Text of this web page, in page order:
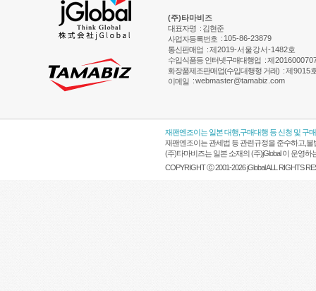
(주)타마비즈
대표자명 : 김현준
사업자등록번호 : 105-86-23879
통신판매업 :제2019-서울강서-1482호
수입식품등 인터넷구매대행업 :제
화장품제조판매업(수입대행형 거래) :제9015
이메일 :webmaster@tamabiz.com
재팬엔조이는 일본 대행,구매대행 등 신청 및 구
재팬엔조이는 관세법 등 관련규정을 준수하고,
(주)타마비즈는 일본 소재의 (주)jGlobal 이 운영
COPYRIGHT ⓒ 2001-2026 jGlobal ALL RIGHTS